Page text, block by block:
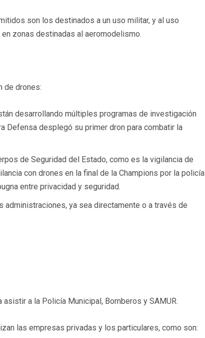
son los destinados a un uso militar, y al uso
zonas destinadas al aeromodelismo.
de drones:
desarrollando múltiples programas de investigación
Defensa desplegó su primer dron para combatir la
de Seguridad del Estado, como es la vigilancia de
con drones en la final de la Champions por la policía
entre privacidad y seguridad.
administraciones, ya sea directamente o a través de
a la Policía Municipal, Bomberos y SAMUR.
las empresas privadas y los particulares, como son: